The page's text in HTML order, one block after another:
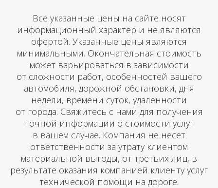
Все указанные цены на сайте носят
информационный характер и не являются
офертой. Указанные цены являются
минимальными. Окончательная стоимость
может варьироваться в зависимости
от сложности работ, особенностей вашего
автомобиля, дорожной обстановки, дня
недели, времени суток, удаленности
от города. Свяжитесь с нами для получения
точной информации о стоимости услуг
в вашем случае. Компания не несет
ответственности за утрату клиентом
материальной выгоды, от третьих лиц, в
результате оказания компанией клиенту услуг
технической помощи на дороге.